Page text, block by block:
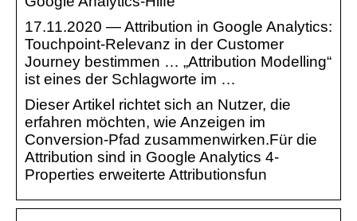
17.11.2020 — Attribution in Google Analytics:
Touchpoint-Relevanz in der Customer
Journey bestimmen … „Attribution Modelling“
ist eines der Schlagworte im …
Dieser Artikel richtet sich an Nutzer, die
erfahren möchten, wie Anzeigen im
Conversion-Pfad zusammenwirken.Für die
Attribution sind in Google Analytics 4-
Properties erweiterte Attributionsfun